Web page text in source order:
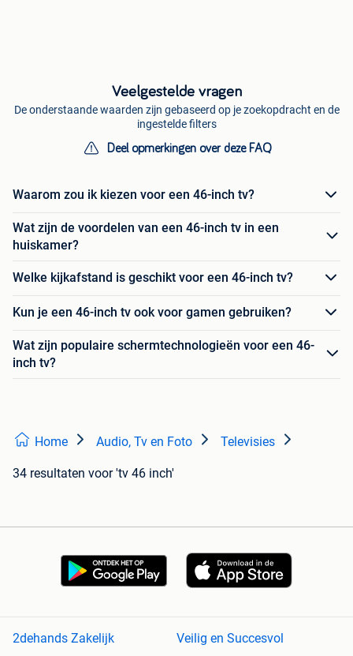
Veelgestelde vragen
De onderstaande waarden zijn gebaseerd op je zoekopdracht en de
ingestelde filters
Deel opmerkingen over deze FAQ
Waarom zou ik kiezen voor een 46-inch tv?
Wat zijn de voordelen van een 46-inch tv in een
huiskamer?
Welke kijkafstand is geschikt voor een 46-inch tv?
Kun je een 46-inch tv ook voor gamen gebruiken?
Wat zijn populaire schermtechnologieën voor een 46-
inch tv?
Home Audio, Tv en Foto Televisies
34 resultaten voor 'tv 46 inch'
2dehands Zakelijk Veilig en Succesvol